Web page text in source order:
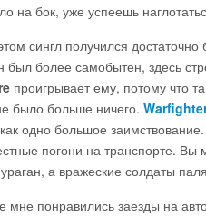
на бок, уже успеешь
сингл получился
был более самобытен, здесь
проигрывает ему, потому что
было больше ничего.
одно большое
погони на транспорте. Вы
а вражеские солдаты
понравились заезды на